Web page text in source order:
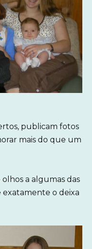
publicam fotos
mais do que um
a algumas das
exatamente o deixa